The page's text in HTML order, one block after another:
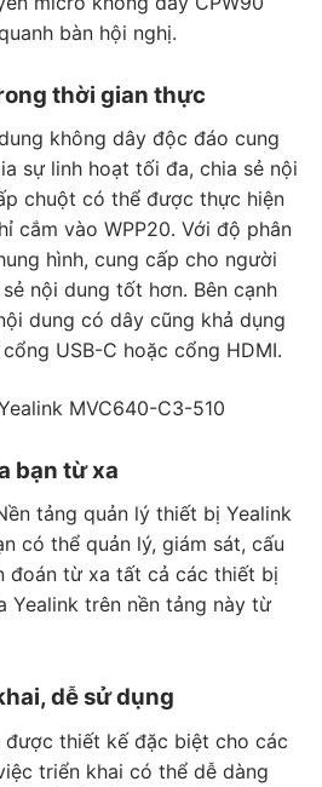
bàn hội nghị.
thời gian thực
không dây độc đáo cung
sự linh hoạt tối đa, chia sẻ nội
chuột có thể được thực hiện
cắm vào WPP20. Với độ phân
hình, cung cấp cho người
nội dung tốt hơn. Bên cạnh
dung có dây cũng khả dụng
USB-C hoặc cổng HDMI.
bạn từ xa
tảng quản lý thiết bị Yealink
có thể quản lý, giám sát, cấu
đoán từ xa tất cả các thiết bị
Yealink trên nền tảng này từ
dễ sử dụng
được thiết kế đặc biệt cho các
triển khai có thể dễ dàng